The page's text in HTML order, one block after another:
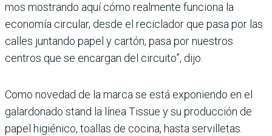
mos mostrando aquí cómo realmente funciona la
econo­mía circular, desde el recicla­dor que pasa por las
calles jun­tando papel y cartón, pasa por nuestros
centros que se encar­gan del circuito”, dijo.
Como novedad de la marca se está exponiendo en el
galar­donado stand la línea Tissue y su producción de
papel higié­nico, toallas de cocina, hasta servilletas.